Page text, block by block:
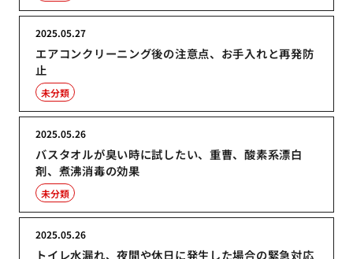
エアコンクリーニング後の注意点、お手入れと再発防
止
2025.05.27
未分類
バスタオルが臭い時に試したい、重曹、酸素系漂白
剤、煮沸消毒の効果
2025.05.26
未分類
トイレ水漏れ、夜間や休日に発生した場合の緊急対応
2025.05.26